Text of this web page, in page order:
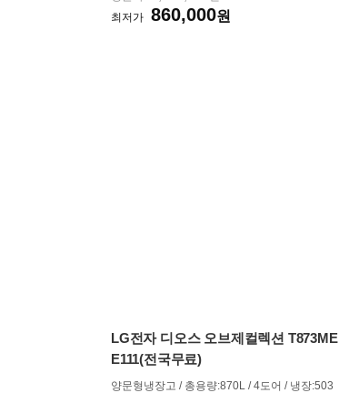
[보관] / 냉동 / 맛지킴 / 익힘 / 오래보관 / 보관모
최저가 860,000원
LG전자 디오스 오브제컬렉션 T873ME
E111(전국무료)
양문형냉장고 / 총용량:870L / 4도어 / 냉장:503